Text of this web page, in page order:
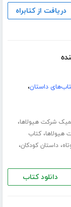
دریافت از کتابراه
داستان،
شرکت هیولاها،
هیولاها،کتاب
،داستان کودکان،
دانلود کتاب